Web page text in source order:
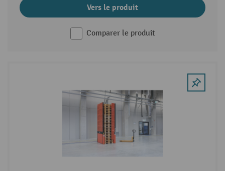
Vers le produit
Comparer le produit